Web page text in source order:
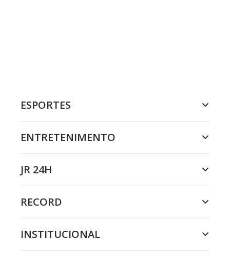
ESPORTES
ENTRETENIMENTO
JR 24H
RECORD
INSTITUCIONAL